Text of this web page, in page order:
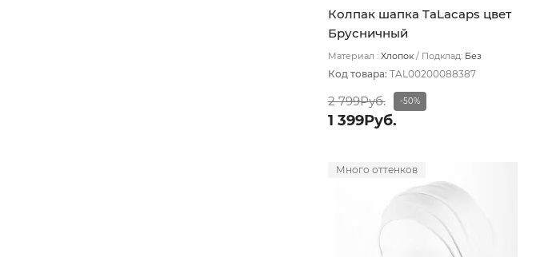
Колпак шапка TaLacaps цвет
Брусничный
Материал : Хлопок Подклад: Без
Код товара: TAL00200088387
2 799Руб. -50%
1 399Руб.
Много оттенков